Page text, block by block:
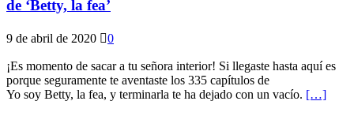
de ‘Betty, la fea’
9 de abril de 2020 0
¡Es momento de sacar a tu señora interior! Si llegaste hasta aquí es
porque seguramente te aventaste los 335 capítulos de
Yo soy Betty, la fea, y terminarla te ha dejado con un vacío. […]